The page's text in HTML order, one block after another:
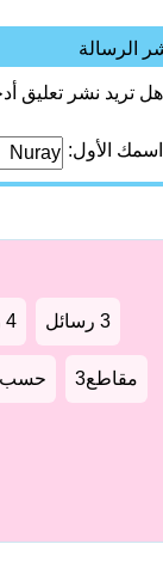
الرسالة
هل تريد نشر تعليق
اسمك الأول:
3 رسائل 4 رسائل
مقاطع3 حسب